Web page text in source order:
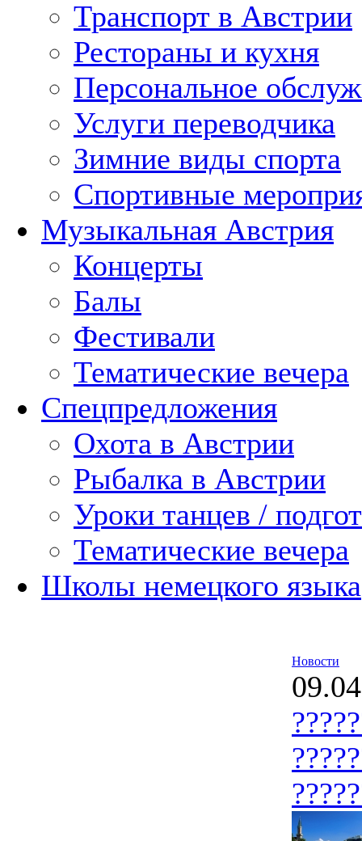
Транспорт в Австрии
Рестораны и кухня
Персональное
Услуги переводчика
Зимние виды спорта
Спортивные
Музыкальная Австрия
Концерты
Балы
Фестивали
Тематические вечера
Спецпредложения
Охота в Австрии
Рыбалка в Австрии
Уроки танцев /
Тематические вечера
Школы немецкого языка
Новости